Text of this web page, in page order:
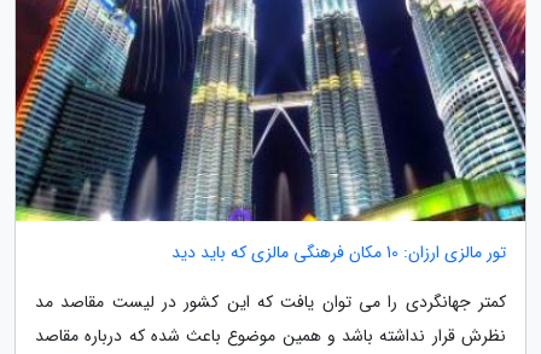
تور مالزی ارزان: 10 مکان فرهنگی مالزی که باید دید
کمتر جهانگردی را می توان یافت که این کشور در لیست مقاصد مد
نظرش قرار نداشته باشد و همین موضوع باعث شده که درباره مقاصد